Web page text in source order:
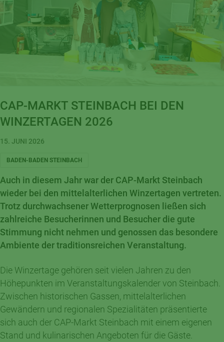
CAP-MARKT STEINBACH BEI DEN
WINZERTAGEN 2026
15. JUNI 2026
BADEN-BADEN STEINBACH
Auch in diesem Jahr war der CAP-Markt Steinbach
wieder bei den mittelalterlichen Winzertagen vertreten.
Trotz durchwachsener Wetterprognosen ließen sich
zahlreiche Besucherinnen und Besucher die gute
Stimmung nicht nehmen und genossen das besondere
Ambiente der traditionsreichen Veranstaltung.
Die Winzertage gehören seit vielen Jahren zu den
Höhepunkten im Veranstaltungskalender von Steinbach.
Zwischen historischen Gassen, mittelalterlichen
Gewändern und regionalen Spezialitäten präsentierte
sich auch der CAP-Markt Steinbach mit einem eigenen
Stand und kulinarischen Angeboten für die Gäste.